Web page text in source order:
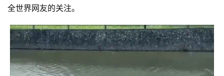
全世界网友的关注。